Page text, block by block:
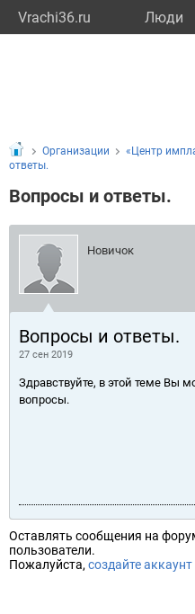
Vrachi36.ru Люди
Организации «Центр
ответы.
Вопросы и ответы.
Новичок
Вопросы и ответы.
27 сен 2019
Здравствуйте, в этой теме Вы
вопросы.
Оставлять сообщения на
пользователи.
Пожалуйста, создайте аккаунт